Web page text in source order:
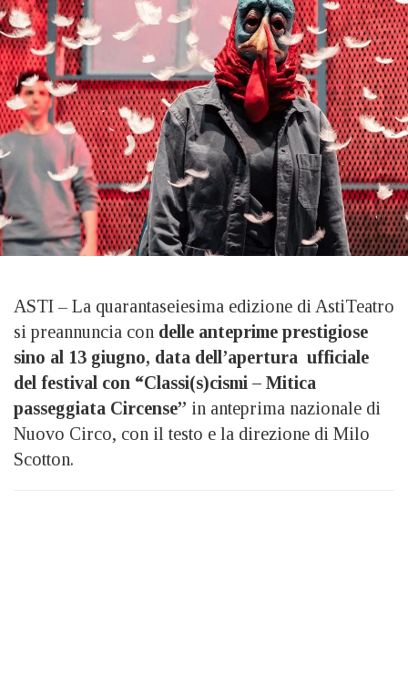
ASTI – La quarantaseiesima edizione di AstiTeatro
si preannuncia con delle anteprime prestigiose
sino al 13 giugno, data dell’apertura ufficiale
del festival con “Classi(s)cismi – Mitica
passeggiata Circense” in anteprima nazionale di
Nuovo Circo, con il testo e la direzione di Milo
Scotton.